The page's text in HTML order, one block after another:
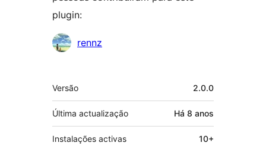
plugin:
Contribuidores
rennz
Metadados
Versão 2.0.0
Última actualização Há 8 anos
Instalações activas 10+